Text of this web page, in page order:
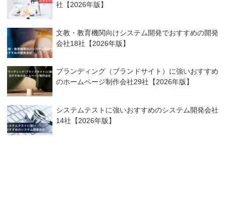
社【2026年版】
文教・教育機関向けシステム開発でおすすめの開発
会社18社【2026年版】
ブランディング（ブランドサイト）に強いおすすめ
のホームページ制作会社29社【2026年版】
システムテストに強いおすすめのシステム開発会社
14社【2026年版】